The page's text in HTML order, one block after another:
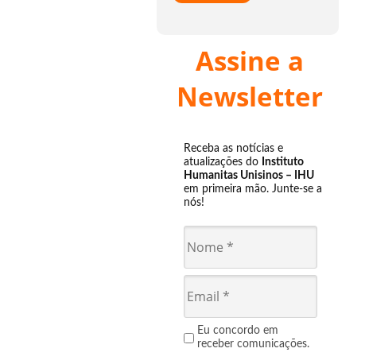
Assine a
Newsletter
Receba as notícias e
atualizações do Instituto
Humanitas Unisinos – IHU
em primeira mão. Junte-se a
nós!
Eu concordo em
receber comunicações.